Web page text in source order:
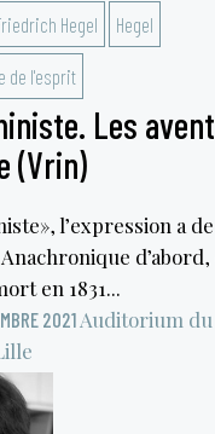
Hegel Hegel
de l'esprit
Les
(Vrin)
l’expression a
en 1831...
2021 Auditorium du